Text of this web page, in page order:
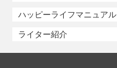
ハッピーライフマニュアル
ライター紹介